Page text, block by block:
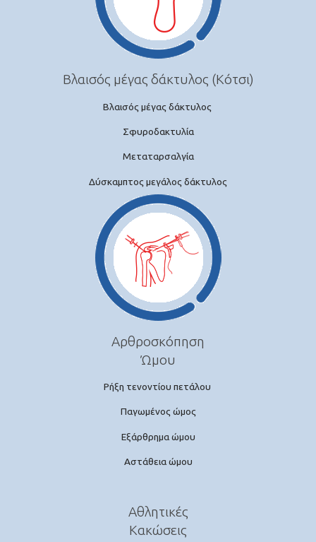
Βλαισός μέγας δάκτυλος (Κότσι)
Βλαισός μέγας δάκτυλος
Σφυροδακτυλία
Μεταταρσαλγία
Δύσκαμπτος μεγάλος δάκτυλος
Αρθροσκόπηση
Ώμου
Ρήξη τενοντίου πετάλου
Παγωμένος ώμος
Εξάρθρημα ώμου
Αστάθεια ώμου
Αθλητικές
Κακώσεις